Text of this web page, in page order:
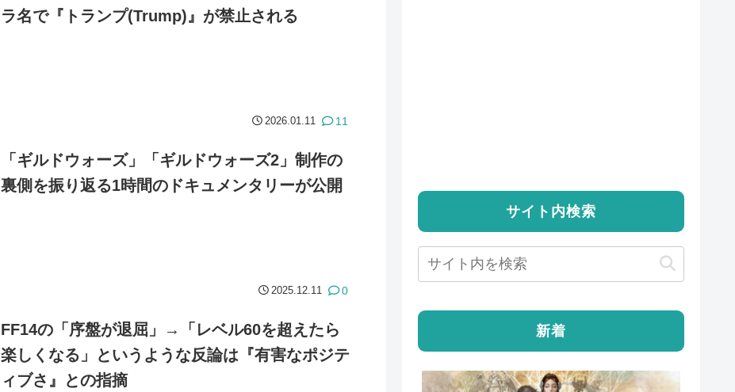
ラ名で『トランプ(Trump)』が禁止される
2026.01.11 11
「ギルドウォーズ」「ギルドウォーズ2」制作の
裏側を振り返る1時間のドキュメンタリーが公開
2025.12.11 0
FF14の「序盤が退屈」→「レベル60を超えたら
楽しくなる」というような反論は『有害なポジテ
ィブさ』との指摘
サイト内検索
新着